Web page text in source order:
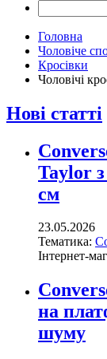
Головна
Чоловіче
Кросівки
Чоловічі
Нові статті
Taylor
см
23.05.2026
Тематика:
Інтернет-
на
шуму